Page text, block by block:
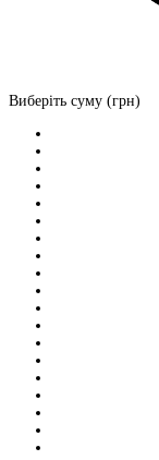
Виберіть суму (грн)